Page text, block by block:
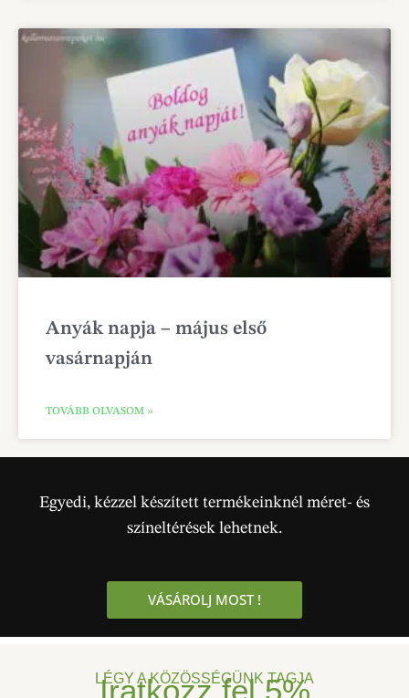
Anyák napja – május első
vasárnapján
TOVÁBB OLVASOM »
Egyedi, kézzel készített termékeinknél méret- és
színeltérések lehetnek.
VÁSÁROLJ MOST !
LÉGY A KÖZÖSSÉGÜNK TAGJA
Iratkozz fel5%